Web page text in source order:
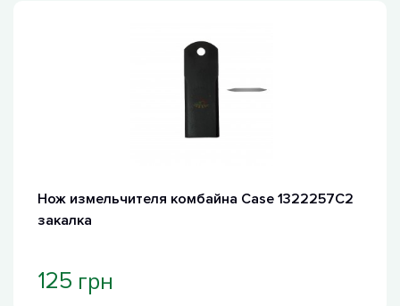
Нож измельчителя комбайна Case 1322257C2
закалка
125 грн